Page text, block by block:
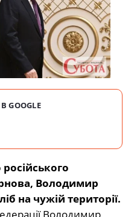
Володимир
на чужій території.